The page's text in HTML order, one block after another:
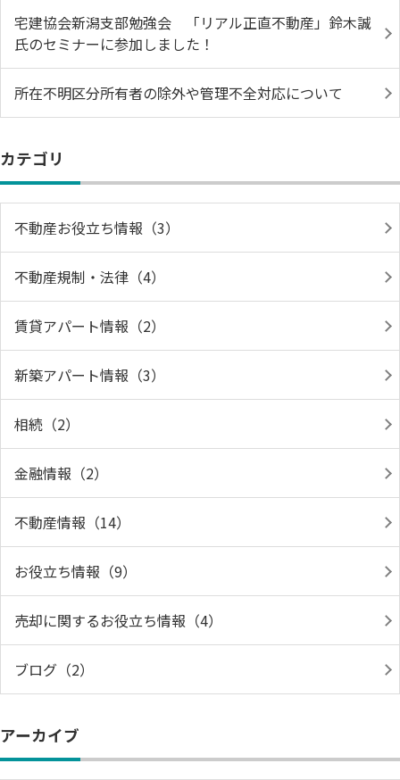
宅建協会新潟支部勉強会 「リアル正直不動産」鈴木誠
氏のセミナーに参加しました！
所在不明区分所有者の除外や管理不全対応について
カテゴリ
不動産お役立ち情報（3）
不動産規制・法律（4）
賃貸アパート情報（2）
新築アパート情報（3）
相続（2）
金融情報（2）
不動産情報（14）
お役立ち情報（9）
売却に関するお役立ち情報（4）
ブログ（2）
アーカイブ